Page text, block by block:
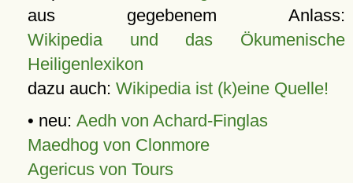
aus gegebenem Anlass:
Wikipedia und das Ökumenische
Heiligenlexikon
dazu auch: Wikipedia ist (k)eine Quelle!
• neu: Aedh von Achard-Finglas
Maedhog von Clonmore
Agericus von Tours